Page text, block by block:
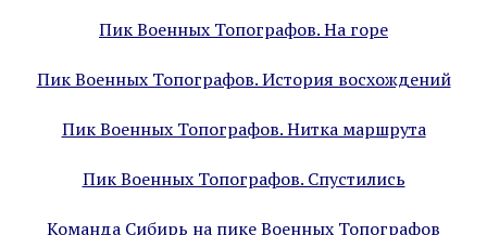
Пик Военных Топографов. На горе
Пик Военных Топографов. История восхождений
Пик Военных Топографов. Нитка маршрута
Пик Военных Топографов. Спустились
Команда Сибирь на пике Военных Топографов